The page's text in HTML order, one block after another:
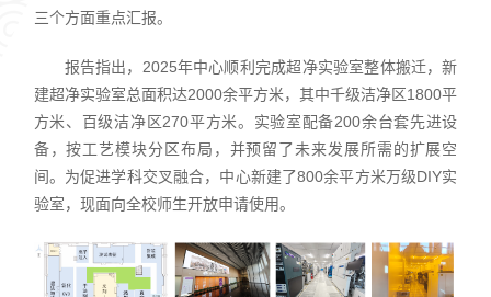
三个方面重点汇报。
报告指出，2025年中心顺利完成超净实验室整体搬迁，新
建超净实验室总面积达2000余平方米，其中千级洁净区1800平
方米、百级洁净区270平方米。实验室配备200余台套先进设
备，按工艺模块分区布局，并预留了未来发展所需的扩展空
间。为促进学科交叉融合，中心新建了800余平方米万级DIY实
验室，现面向全校师生开放申请使用。